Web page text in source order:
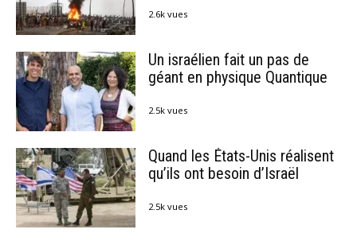
2.6k vues
Un israélien fait un pas de
géant en physique Quantique
2.5k vues
Quand les États-Unis réalisent
qu’ils ont besoin d’Israël
2.5k vues